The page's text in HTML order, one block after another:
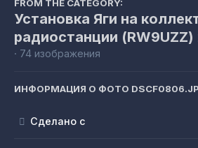
FROM THE CATEGORY:
Установка Яги на
радиостанции (RW9UZZ)
· 74 изображения
ИНФОРМАЦИЯ О ФОТО
Сделано с